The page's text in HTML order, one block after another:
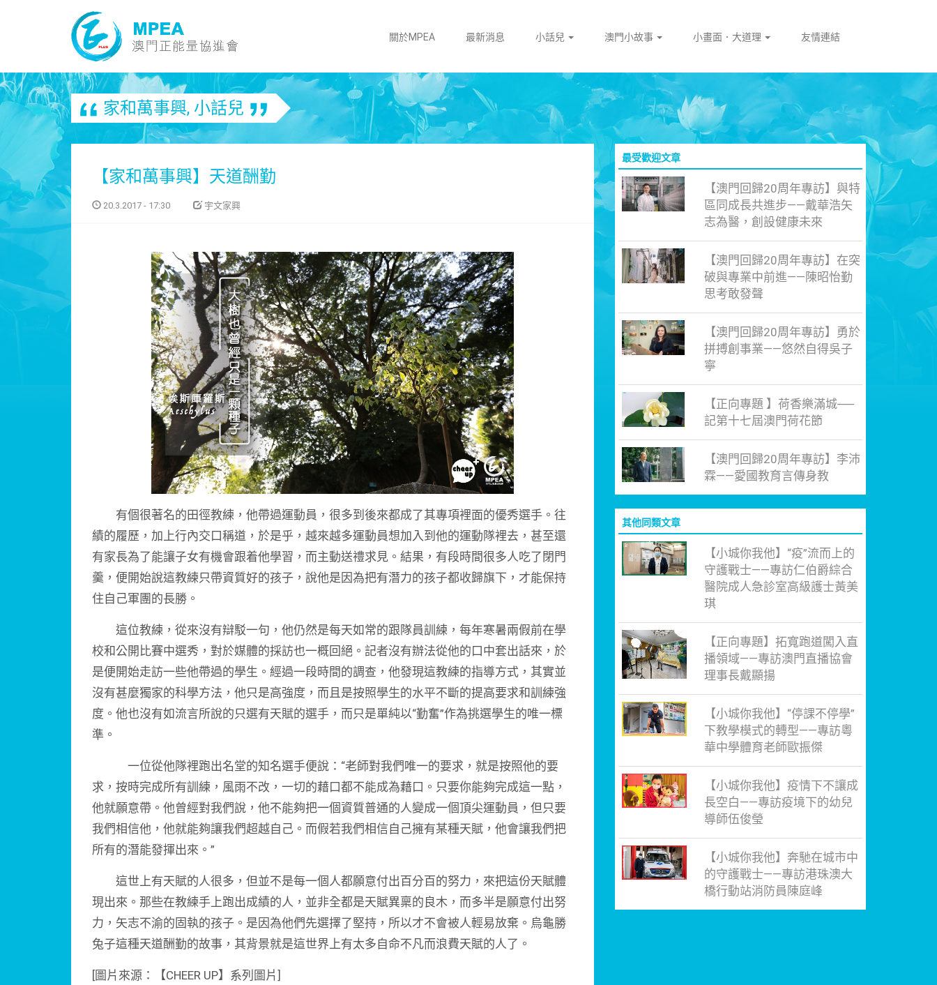
關於MPEA 最新消息 小話兒 澳門小故事 小畫面．大道理 友情連結
家和萬事興, 小話兒
【家和萬事興】天道酬勤
20.3.2017 - 17:30 宇文家興
有個很著名的田徑教練，他帶過運動員，很多到後來都成了其專項裡面的優秀選手。往
績的履歷，加上行內交口稱道，於是乎，越來越多運動員想加入到他的運動隊裡去，甚至還
有家長為了能讓子女有機會跟着他學習，而主動送禮求見。結果，有段時間很多人吃了閉門
羹，便開始說這教練只帶資質好的孩子，說他是因為把有潛力的孩子都收歸旗下，才能保持
住自己軍團的長勝。
這位教練，從來沒有辯駁一句，他仍然是每天如常的跟隊員訓練，每年寒暑兩假前在學
校和公開比賽中選秀，對於媒體的採訪也一概回絕。記者沒有辦法從他的口中套出話來，於
是便開始走訪一些他帶過的學生。經過一段時間的調查，他發現這教練的指導方式，其實並
沒有甚麼獨家的科學方法，他只是高強度，而且是按照學生的水平不斷的提高要求和訓練強
度。他也沒有如流言所說的只選有天賦的選手，而只是單純以“勤奮”作為挑選學生的唯一標
準。
一位從他隊裡跑出名堂的知名選手便說：“老師對我們唯一的要求，就是按照他的要
求，按時完成所有訓練，風雨不改，一切的藉口都不能成為藉口。只要你能夠完成這一點，
他就願意帶。他曾經對我們說，他不能夠把一個資質普通的人變成一個頂尖運動員，但只要
我們相信他，他就能夠讓我們超越自己。而假若我們相信自己擁有某種天賦，他會讓我們把
所有的潛能發揮出來。”
這世上有天賦的人很多，但並不是每一個人都願意付出百分百的努力，來把這份天賦體
現出來。那些在教練手上跑出成績的人，並非全都是天賦異稟的良木，而多半是願意付出努
力，矢志不渝的固執的孩子。是因為他們先選擇了堅持，所以才不會被人輕易放棄。烏龜勝
兔子這種天道酬勤的故事，其背景就是這世界上有太多自命不凡而浪費天賦的人了。
[圖片來源：【CHEER UP】系列圖片]
最受歡迎文章
【澳門回歸20周年專訪】與特
區同成長共進步——戴華浩矢
志為醫，創設健康未來
【澳門回歸20周年專訪】在突
破與專業中前進——陳昭怡勤
思考敢發聲
【澳門回歸20周年專訪】勇於
拼搏創事業——悠然自得吳子
寧
【正向專題 】荷香樂滿城──
記第十七屆澳門荷花節
【澳門回歸20周年專訪】李沛
霖——愛國教育言傳身教
其他同類文章
【小城你我他】“疫”流而上的
守護戰士——專訪仁伯爵綜合
醫院成人急診室高級護士黃美
琪
【正向專題】拓寬跑道闖入直
播領域——專訪澳門直播協會
理事長戴顯揚
【小城你我他】“停課不停學”
下教學模式的轉型——專訪粵
華中學體育老師歐振傑
【小城你我他】疫情下不讓成
長空白——專訪疫境下的幼兒
導師伍俊瑩
【小城你我他】奔馳在城市中
的守護戰士——專訪港珠澳大
橋行動站消防員陳庭峰